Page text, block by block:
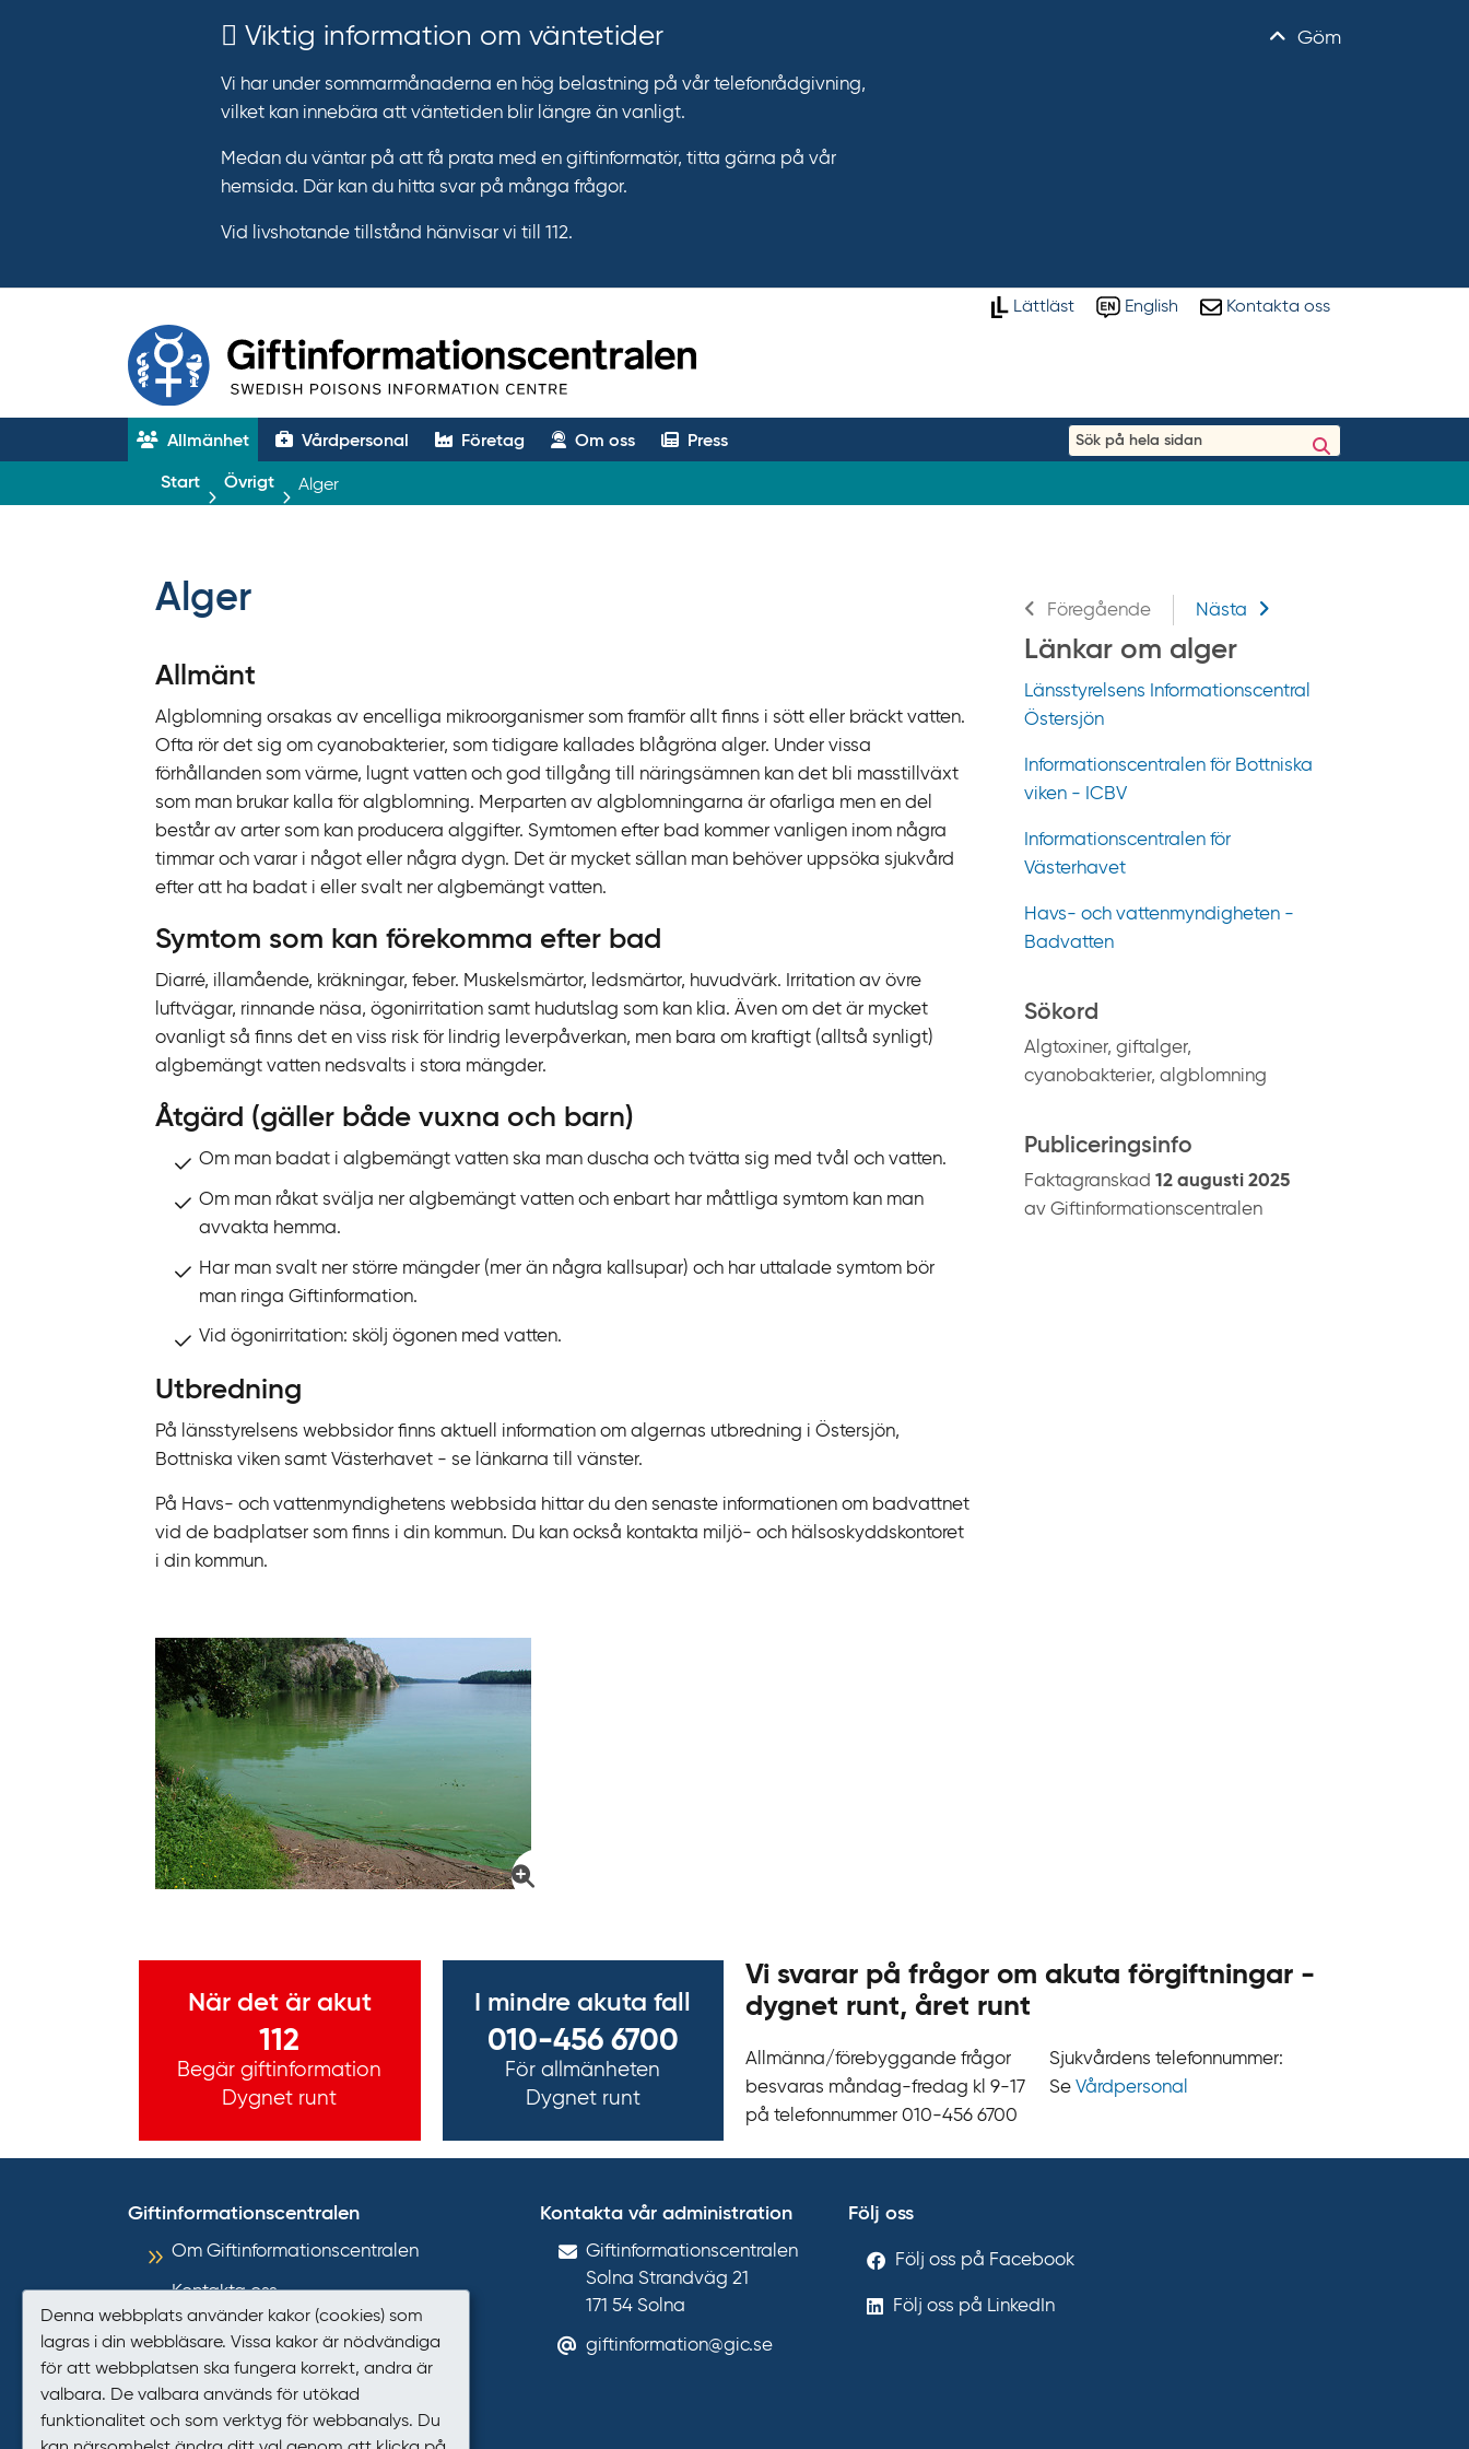
Denna webbplats använder kakor (cookies) som
lagras i din webbläsare. Vissa kakor är nödvändiga
för att webbplatsen ska fungera korrekt, andra är
valbara. De valbara används för utökad
funktionalitet och som verktyg för webbanalys. Du
Göm
Viktig information om väntetider
Vi har under sommarmånaderna en hög belastning på vår telefonrådgivning,
vilket kan innebära att väntetiden blir längre än vanligt.
Medan du väntar på att få prata med en giftinformatör, titta gärna på vår
hemsida. Där kan du hitta svar på många frågor.
Vid livshotande tillstånd hänvisar vi till 112.
Lättläst English Kontakta oss
Allmänhet
Start Övrigt Alger
Vårdpersonal Företag Om oss Press
S
ö
i
i
n
m
a
i
o
.
T
Alger Relaterad information
Föregående Nästa
Allmänt
Algblomning orsakas av encelliga mikroorganismer som framför allt finns i sött eller bräckt vatten.
Ofta rör det sig om cyanobakterier, som tidigare kallades blågröna alger. Under vissa
förhållanden som värme, lugnt vatten och god tillgång till näringsämnen kan det bli masstillväxt
som man brukar kalla för algblomning. Merparten av algblomningarna är ofarliga men en del
består av arter som kan producera alggifter. Symtomen efter bad kommer vanligen inom några
timmar och varar i något eller några dygn. Det är mycket sällan man behöver uppsöka sjukvård
efter att ha badat i eller svalt ner algbemängt vatten.
Symtom som kan förekomma efter bad
Diarré, illamående, kräkningar, feber. Muskelsmärtor, ledsmärtor, huvudvärk. Irritation av övre
luftvägar, rinnande näsa, ögonirritation samt hudutslag som kan klia. Även om det är mycket
ovanligt så finns det en viss risk för lindrig leverpåverkan, men bara om kraftigt (alltså synligt)
alg­bemängt vatten nedsvalts i stora mängder.
Åtgärd (gäller både vuxna och barn)
Om man badat i alg­bemängt vatten ska man duscha och tvätta sig med tvål och vatten.
Om man råkat svälja ner algbemängt vatten och enbart har måttliga symtom kan man
avvakta hemma.
Har man svalt ner större mängder (mer än några kallsupar) och har uttalade symtom bör
man ringa Giftinformation.
Vid ögonirritation: skölj ögonen med vatten.
Utbredning
På länsstyrelsens webbsidor finns aktuell information om algernas utbredning i Östersjön,
Bottniska viken samt Västerhavet - se länkarna till vänster.
På Havs- och vattenmyndighetens webbsida hittar du den senaste informationen om badvattnet
vid de badplatser som finns i din kommun. Du kan också kontakta miljö- och hälsoskyddskontoret
i din kommun.
Länkar om alger
Länsstyrelsens Informationscentral
Östersjön
Informationscentralen för Bottniska
viken - ICBV
Informationscentralen för
Västerhavet
Havs- och vattenmyndigheten -
Badvatten
Sökord
Algtoxiner, giftalger,
cyanobakterier, algblomning
Publiceringsinfo
Faktagranskad 12 augusti 2025
av Giftinformationscentralen
Viktig information
När det är akut
112
Begär giftinformation
Dygnet runt
I mindre akuta fall
010-456 6700
För allmänheten
Dygnet runt
Vi svarar på frågor om akuta förgiftningar -
dygnet runt, året runt
Allmänna/förebyggande frågor
besvaras måndag-fredag kl 9‍‍-17
på telefonnummer 010‍-‍456 6700
Sjukvårdens telefonnummer:
Se Vårdpersonal
Giftinformationscentralen
Om Giftinformationscentralen
Kontakta oss
Informationsmaterial
Så hanterar GIC personuppgifter
Tillgänglighet
Kontakta vår administration
Gift­informations­centralen
Solna Strandväg 21
171 54 Solna
giftinformation@gic.se
Följ oss
Följ oss på Facebook
Följ oss på LinkedIn